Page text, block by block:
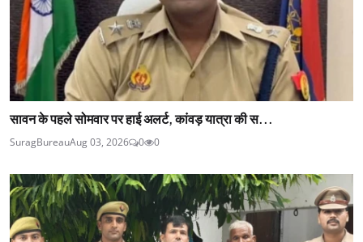
सावन के पहले सोमवार पर हाई अलर्ट, कांवड़ यात्रा की स...
SuragBureauAug 03, 2026 0 0